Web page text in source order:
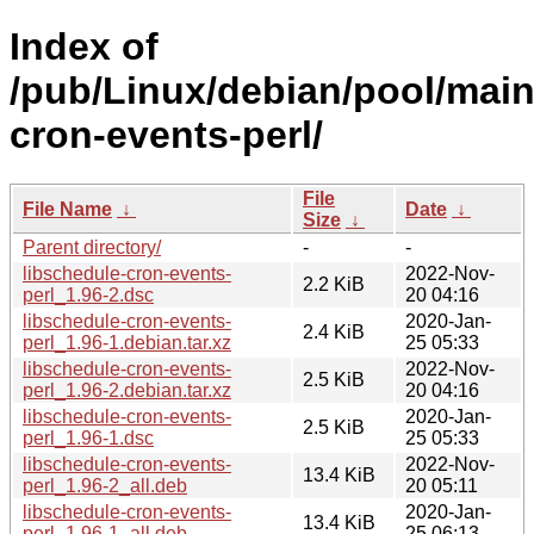
Index of
/pub/Linux/debian/pool/
cron-events-perl/
File Name ↓
File
Size ↓
Date ↓
Parent directory/
-
-
libschedule-cron-events-
perl_1.96-2.dsc
2.2 KiB
2022-Nov-
20 04:16
libschedule-cron-events-
perl_1.96-1.debian.tar.xz
2.4 KiB
2020-Jan-
25 05:33
libschedule-cron-events-
perl_1.96-2.debian.tar.xz
2.5 KiB
2022-Nov-
20 04:16
libschedule-cron-events-
perl_1.96-1.dsc
2.5 KiB
2020-Jan-
25 05:33
libschedule-cron-events-
perl_1.96-2_all.deb
13.4 KiB
2022-Nov-
20 05:11
libschedule-cron-events-
13.4 KiB
2020-Jan-